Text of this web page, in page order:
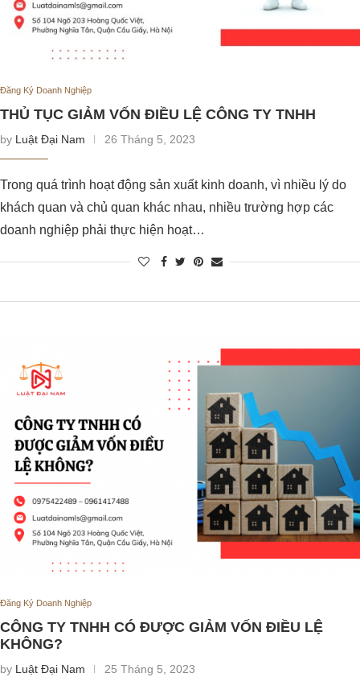
Đăng Ký Doanh Nghiệp
THỦ TỤC GIẢM VỐN ĐIỀU LỆ CÔNG TY TNHH
by Luật Đại Nam 26 Tháng 5, 2023
Trong quá trình hoạt động sản xuất kinh doanh, vì nhiều lý do
khách quan và chủ quan khác nhau, nhiều trường hợp các
doanh nghiệp phải thực hiện hoạt…
Đăng Ký Doanh Nghiệp
CÔNG TY TNHH CÓ ĐƯỢC GIẢM VỐN ĐIỀU LỆ
KHÔNG?
by Luật Đại Nam 25 Tháng 5, 2023